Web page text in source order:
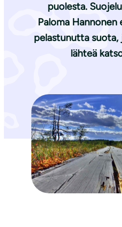
puolesta.
Paloma Hannonen
pelastunutta suota,
lähteä